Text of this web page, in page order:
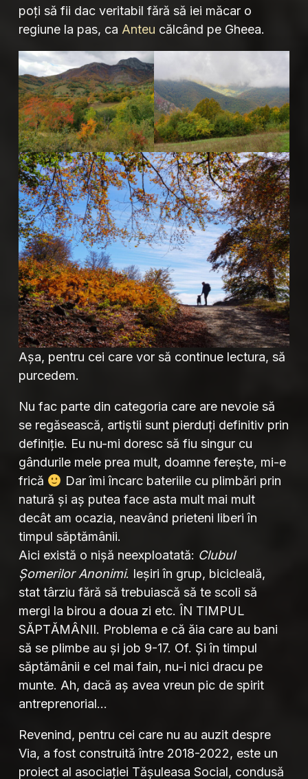
poți să fii dac veritabil fără să iei măcar o
regiune la pas, ca Anteu călcând pe Gheea.
Așa, pentru cei care vor să continue lectura, să
purcedem.
Nu fac parte din categoria care are nevoie să
se regăsească, artiștii sunt pierduți definitiv prin
definiție. Eu nu-mi doresc să fiu singur cu
gândurile mele prea mult, doamne ferește, mi-e
frică
Dar îmi încarc bateriile cu plimbări prin
natură și aș putea face asta mult mai mult
decât am ocazia, neavând prieteni liberi în
timpul săptămânii.
Aici există o nișă neexploatată: Clubul
Șomerilor Anonimi. Ieșiri în grup, bicicleală,
stat târziu fără să trebuiască să te scoli să
mergi la birou a doua zi etc. ÎN TIMPUL
SĂPTĂMÂNII. Problema e că ăia care au bani
să se plimbe au și job 9-17. Of. Și în timpul
săptămânii e cel mai fain, nu-i nici dracu pe
munte. Ah, dacă aș avea vreun pic de spirit
antreprenorial…
Revenind, pentru cei care nu au auzit despre
Via, a fost construită între 2018-2022, este un
proiect al asociației Tășuleasa Social, condusă